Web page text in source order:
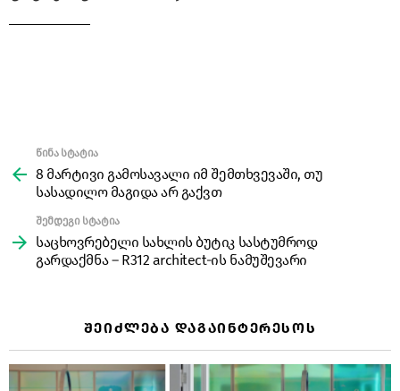
more
წინა სტატია
8 მარტივი გამოსავალი იმ შემთხვევაში, თუ
სასადილო მაგიდა არ გაქვთ
შემდეგი სტატია
საცხოვრებელი სახლის ბუტიკ სასტუმროდ
გარდაქმნა – R312 architect-ის ნამუშევარი
ᲨᲔᲘᲫᲚᲔᲑᲐ ᲓᲐᲒᲐᲘᲜᲢᲔᲠᲔᲡᲝᲡ